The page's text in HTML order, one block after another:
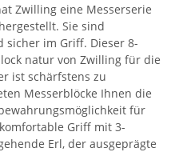
Zwilling eine Messerserie
Sie sind
sicher im Griff. Dieser 8-
natur von Zwilling für die
ist schärfstens zu
Messerblöcke Ihnen die
für
Griff mit 3-
Erl, der ausgeprägte